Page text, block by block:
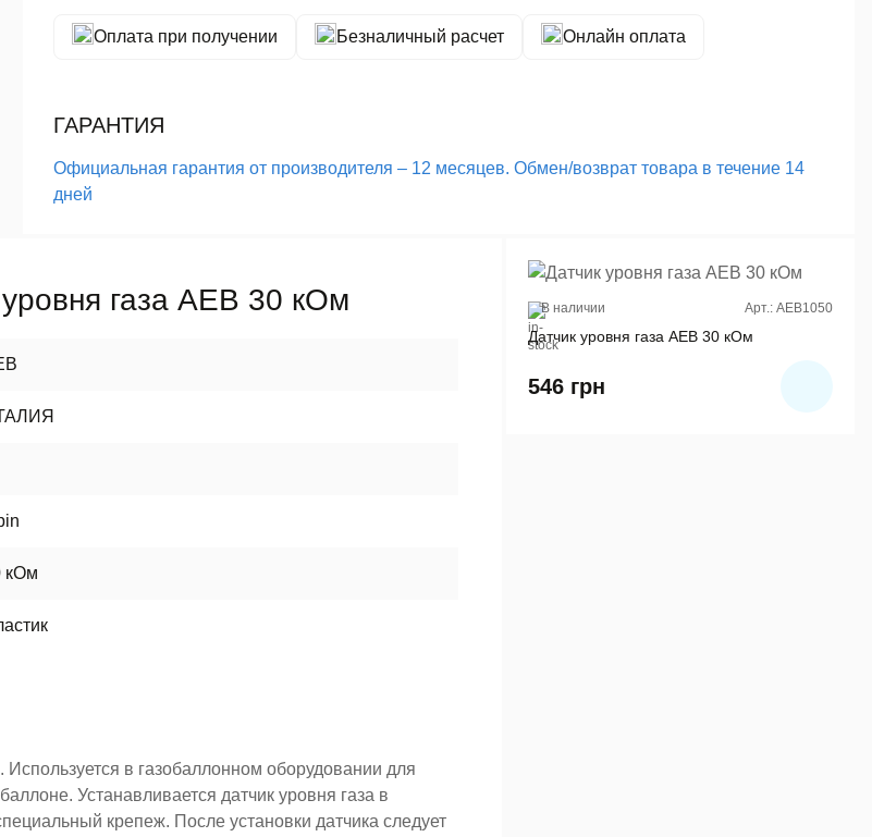
Оплата при получении Безналичный расчет Онлайн оплата
ГАРАНТИЯ
Официальная гарантия от производителя – 12 месяцев. Обмен/возврат товара в течение 14
дней
газа AEB 30 кОм
кОм
в газобаллонном оборудовании для
Устанавливается датчик уровня газа в
крепеж. После установки датчика следует
В наличии Арт.: AEB1050
Датчик уровня газа AEB 30 кОм
546 грн